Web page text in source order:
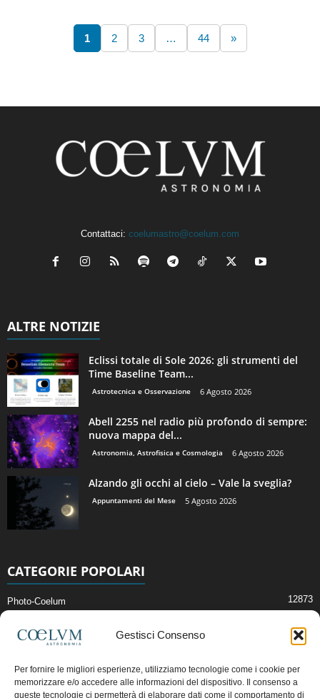
Gestisci Consenso
Per fornire le migliori esperienze, utilizziamo tecnologie come i cookie per
memorizzare e/o accedere alle informazioni del dispositivo. Il consenso a
queste tecnologie ci permetterà di elaborare dati come il comportamento di
1 2 3 … 44 »
Contattaci: coelumastro@coelum.com
ALTRE NOTIZIE
Eclissi totale di Sole 2026: gli strumenti del
Time Baseline Team...
Astrotecnica e Osservazione 6 Agosto 2026
Abell 2255 nel radio più profondo di sempre:
nuova mappa del...
Astronomia, Astrofisica e Cosmologia 6 Agosto 2026
Alzando gli occhi al cielo – Vale la sveglia?
Appuntamenti del Mese 5 Agosto 2026
CATEGORIE POPOLARI
Photo-Coelum 12873
News di Astronomia 2409
Cielo del Mese
Astronomia, Astrofisica e Cosmologia